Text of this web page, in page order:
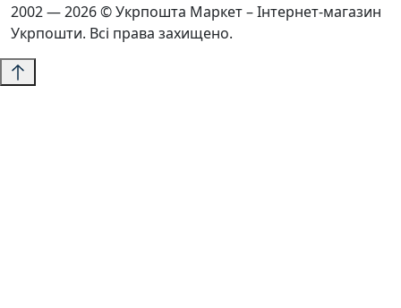
2002 — 2026 © Укрпошта Маркет – Інтернет-магазин
Укрпошти. Всі права захищено.